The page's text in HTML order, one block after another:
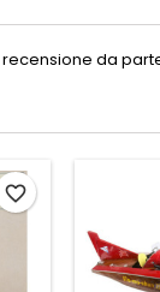
da
favorite_border